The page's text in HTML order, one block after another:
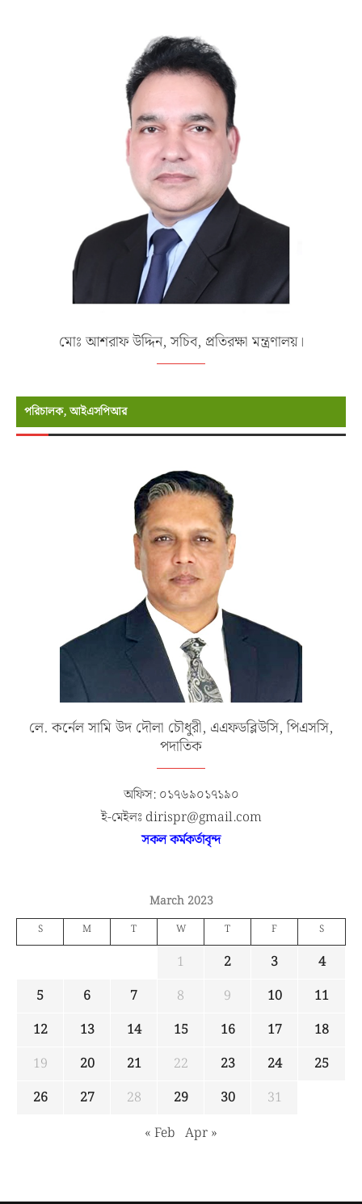
মোঃ আশরাফ উদ্দিন, সচিব, প্রতিরক্ষা মন্ত্রণালয়।
পরিচালক, আইএসপিআর
লে. কর্নেল সামি উদ দৌলা চৌধুরী, এএফডব্লিউসি, পিএসসি,
পদাতিক
অফিস: ০১৭৬৯০১৭১৯০
ই-মেইলঃ dirispr@gmail.com
সকল কর্মকর্তাবৃন্দ
March 2023
S M T W T F S
1 2 3
4
5
6 7 8 9 10
11
12
13 14 15 16 17
18
19
20 21 22 23 24
25
26
27 28 29 30
31
« Feb Apr »